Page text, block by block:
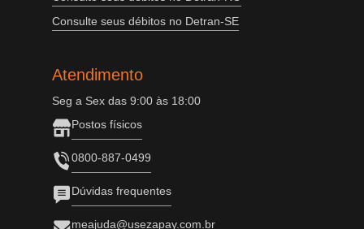
Consulte seus débitos no Detran-SE
Atendimento
Seg a Sex das 9:00 às 18:00
Postos físicos
0800-887-0499
Dúvidas frequentes
meajuda@usezapay.com.br